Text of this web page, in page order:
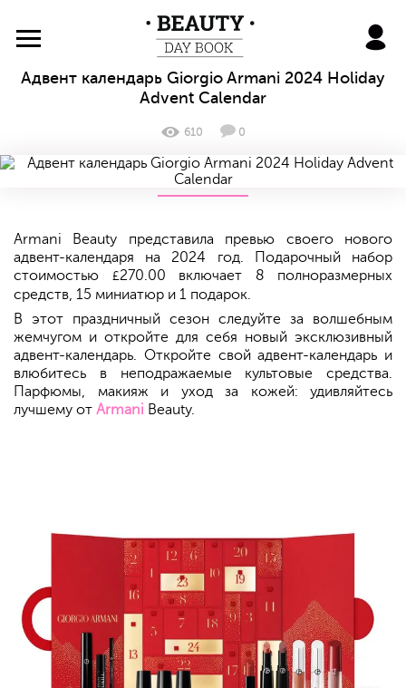
BeautyDayBook
Адвент календарь Giorgio Armani 2024 Holiday
Advent Calendar
610 0
Armani Beauty представила превью своего нового
адвент-календаря на 2024 год. Подарочный набор
стоимостью
£270.00 включает 8 полноразмерных
средств, 15 миниатюр и 1 подарок.
В этот праздничный сезон следуйте за волшебным
жемчугом и откройте для себя новый эксклюзивный
адвент-календарь. Откройте свой адвент-календарь и
влюбитесь в неподражаемые культовые средства.
Парфюмы, макияж и уход за кожей: удивляйтесь
лучшему от Armani Beauty.